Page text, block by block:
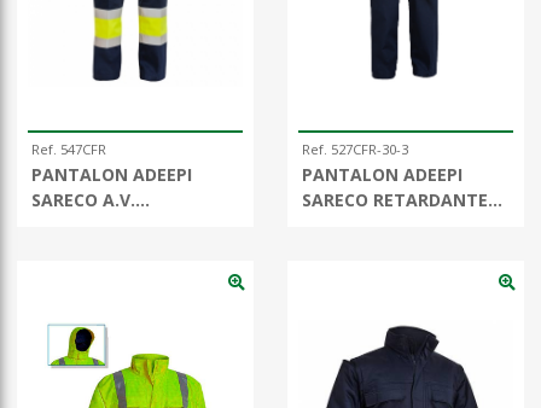
Ref. 547CFR
PANTALON ADEEPI
SARECO A.V.
Ref. 527CFR-30-3
PANTALON ADEEPI
SARECO RETARDANTE